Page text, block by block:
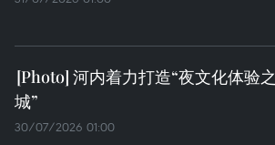
河内着力打造“夜文化体验之
城”
30/07/2026 01:00